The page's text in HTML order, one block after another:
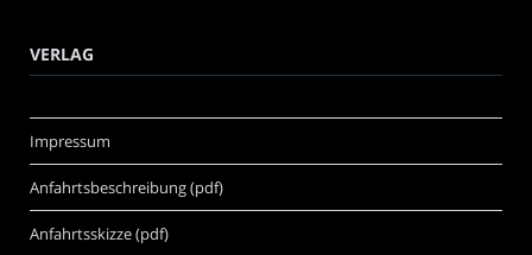
VERLAG
Impressum
Anfahrtsbeschreibung (pdf)
Anfahrtsskizze (pdf)